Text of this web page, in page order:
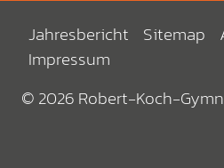
Jahresbericht Sitemap
Impressum
© 2026 Robert-Koch-